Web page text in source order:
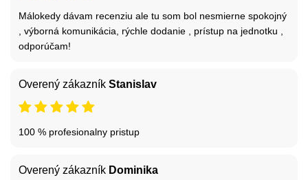
Málokedy dávam recenziu ale tu som bol nesmierne spokojný
, výborná komunikácia, rýchle dodanie , prístup na jednotku ,
odporúčam!
Overený zákazník Stanislav
100 % profesionalny pristup
Overený zákazník Dominika